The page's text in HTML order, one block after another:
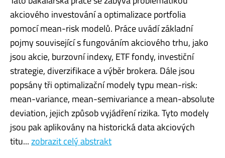
akciového investování a optimalizace portfolia
pomocí mean-risk modelů. Práce uvádí základní
pojmy související s fungováním akciového trhu, jako
jsou akcie, burzovní indexy, ETF fondy, investiční
strategie, diverzifikace a výběr brokera. Dále jsou
popsány tři optimalizační modely typu mean-risk:
mean-variance, mean-semivariance a mean-absolute
deviation, jejich způsob vyjádření rizika. Tyto modely
jsou pak aplikovány na historická data akciových
titu...zobrazit celý abstrakt